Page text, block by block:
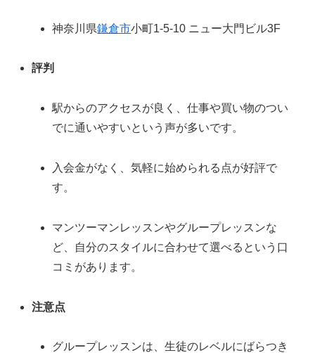
神奈川県鎌倉市小町1-5-10 ニュー大門ビル3F
評判
駅からのアクセスが良く、仕事や買い物のつい
でに通いやすいという声が多いです。
入会金がなく、気軽に始められる点が好評で
す。
マンツーマンレッスンやグループレッスンな
ど、自分のスタイルに合わせて選べるという口
コミがあります。
注意点
グループレッスンは、生徒のレベルにばらつき